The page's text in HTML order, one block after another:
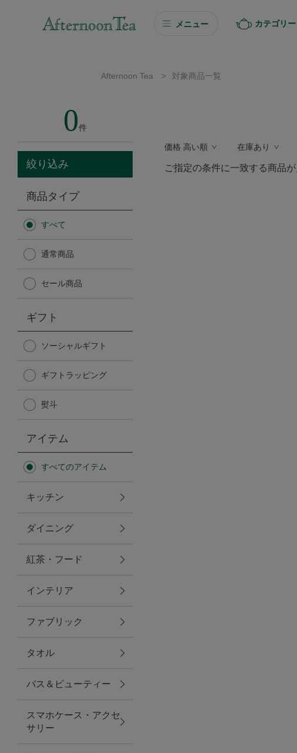
メニュー
ソーシャルギフト
カタログギフト
Afternoon Tea TEAROOM
Afternoon Tea TEAROOM
日傘
保冷バッグ
無重力シリーズ
トラベルグッズ
ランチ
バッグ
キッチン・ダイニング
ダイニング
キッチン
カテゴリー
Afternoon Tea > 対象商品一覧
0件
絞り込み
商品タイプ
すべて
通常商品
セール商品
ギフト
ソーシャルギフト
ギフトラッピング
熨斗
アイテム
すべてのアイテム
キッチン
ダイニング
紅茶・フード
インテリア
ファブリック
タオル
バス＆ビューティー
スマホケース・アクセ
サリー
価格 高い順 在庫あり
ご指定の条件に一致する商品